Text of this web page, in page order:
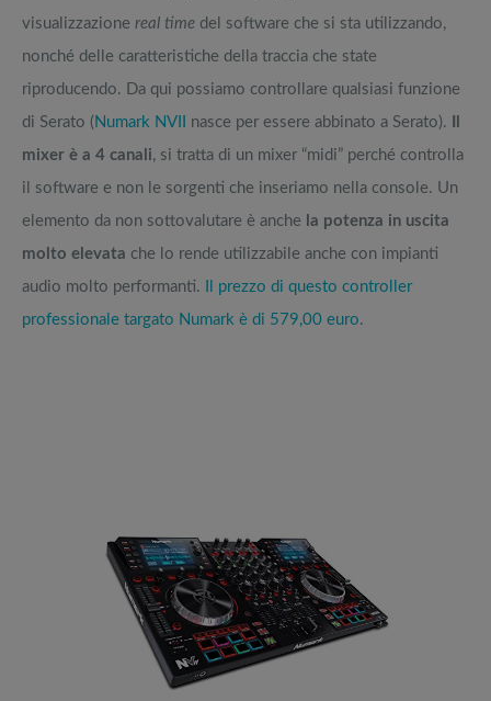
visualizzazione real time del software che si sta utilizzando,
nonché delle caratteristiche della traccia che state
riproducendo. Da qui possiamo controllare qualsiasi funzione
di Serato ( Numark NVII nasce per essere abbinato a Serato).
mixer è a 4 canali, si tratta di un mixer “midi” perché controlla
il software e non le sorgenti che inseriamo nella console. Un
elemento da non sottovalutare è anche la potenza in uscita
molto elevata che lo rende utilizzabile anche con impianti
audio molto performanti.
Il prezzo di questo controller
professionale targato Numark è di 579,00 euro.